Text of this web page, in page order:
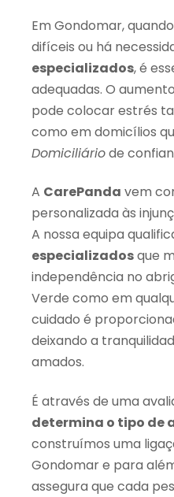
Em Gondomar,
difíceis ou há
especializados, é
adequadas. O
pode colocar estrés
como em domicílios
Domiciliáriode
A CarePanda vem
personalizada às
A nossa equipa
especializadosque
independência no
Verde como em
cuidado é
deixando a
amados.
É através de uma
determina o tipo de
construímos uma
Gondomar e para
assegura que cada